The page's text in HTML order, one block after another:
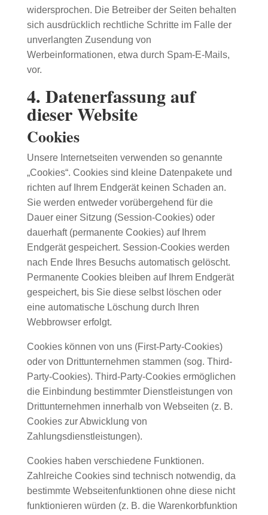
widersprochen. Die Betreiber der Seiten behalten
sich ausdrücklich rechtliche Schritte im Falle der
unverlangten Zusendung von
Werbeinformationen, etwa durch Spam-E-Mails,
vor.
4. Datenerfassung auf
dieser Website
Cookies
Unsere Internetseiten verwenden so genannte
„Cookies“. Cookies sind kleine Datenpakete und
richten auf Ihrem Endgerät keinen Schaden an.
Sie werden entweder vorübergehend für die
Dauer einer Sitzung (Session-Cookies) oder
dauerhaft (permanente Cookies) auf Ihrem
Endgerät gespeichert. Session-Cookies werden
nach Ende Ihres Besuchs automatisch gelöscht.
Permanente Cookies bleiben auf Ihrem Endgerät
gespeichert, bis Sie diese selbst löschen oder
eine automatische Löschung durch Ihren
Webbrowser erfolgt.
Cookies können von uns (First-Party-Cookies)
oder von Drittunternehmen stammen (sog. Third-
Party-Cookies). Third-Party-Cookies ermöglichen
die Einbindung bestimmter Dienstleistungen von
Drittunternehmen innerhalb von Webseiten (z. B.
Cookies zur Abwicklung von
Zahlungsdienstleistungen).
Cookies haben verschiedene Funktionen.
Zahlreiche Cookies sind technisch notwendig, da
bestimmte Webseitenfunktionen ohne diese nicht
funktionieren würden (z. B. die Warenkorbfunktion